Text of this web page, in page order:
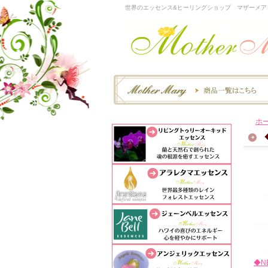
世界のエッセンス&ヒーリングショップ マザーメア
ホ